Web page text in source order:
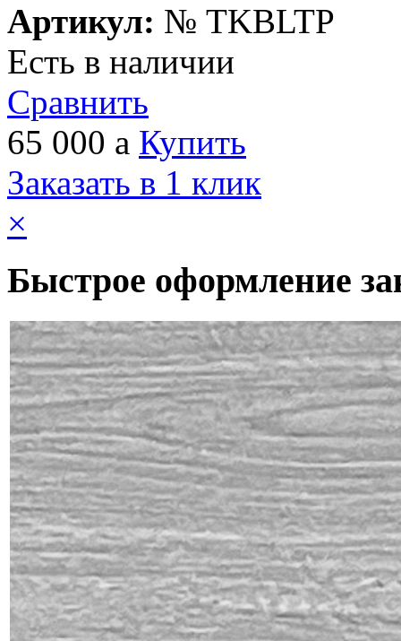
Артикул: № TKBLTP
Есть в наличии
Сравнить
65 000 a Купить
Заказать в 1 клик
×
Быстрое оформление